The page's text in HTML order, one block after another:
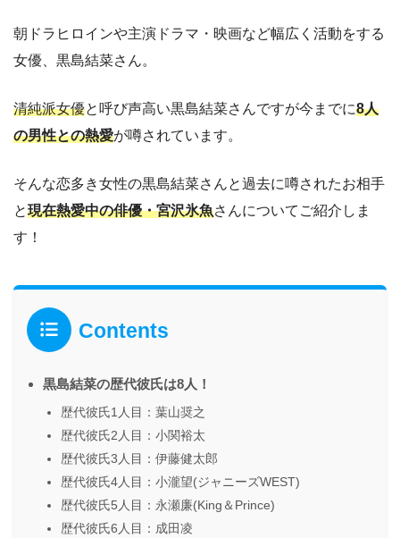
朝ドラヒロインや主演ドラマ・映画など幅広く活動をする
女優、黒島結菜さん。
清純派女優と呼び声高い黒島結菜さんですが今までに8人
の男性との熱愛が噂されています。
そんな恋多き女性の黒島結菜さんと過去に噂されたお相手
と現在熱愛中の俳優・宮沢氷魚さんについてご紹介しま
す！
Contents
黒島結菜の歴代彼氏は8人！
歴代彼氏1人目：葉山奨之
歴代彼氏2人目：小関裕太
歴代彼氏3人目：伊藤健太郎
歴代彼氏4人目：小瀧望(ジャニーズWEST)
歴代彼氏5人目：永瀬廉(King＆Prince)
歴代彼氏6人目：成田凌